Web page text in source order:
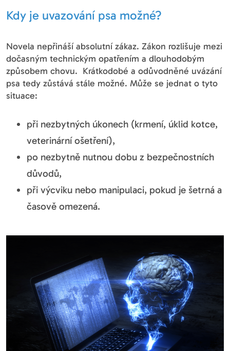
Kdy je uvazování psa možné?
Novela nepřináší absolutní zákaz. Zákon rozlišuje mezi
dočasným technickým opatřením a dlouhodobým
způsobem chovu. Krátkodobé a odůvodněné uvázání
psa tedy zůstává stále možné. Může se jednat o tyto
situace:
při nezbytných úkonech (krmení, úklid kotce,
veterinární ošetření),
po nezbytně nutnou dobu z bezpečnostních
důvodů,
při výcviku nebo manipulaci, pokud je šetrná a
časově omezená.